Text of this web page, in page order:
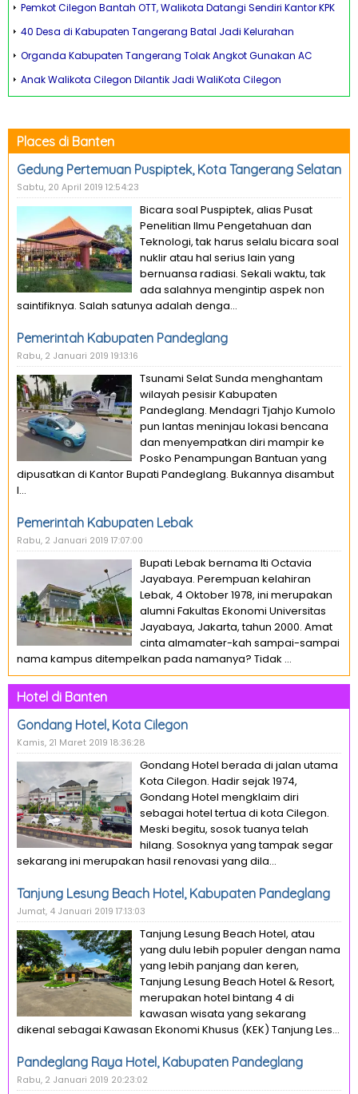
Pemkot Cilegon Bantah OTT, Walikota Datangi Sendiri Kantor KPK
40 Desa di Kabupaten Tangerang Batal Jadi Kelurahan
Organda Kabupaten Tangerang Tolak Angkot Gunakan AC
Anak Walikota Cilegon Dilantik Jadi WaliKota Cilegon
Places di Banten
Gedung Pertemuan Puspiptek, Kota Tangerang Selatan
Sabtu, 20 April 2019 12:54:23
Bicara soal Puspiptek, alias Pusat
Penelitian Ilmu Pengetahuan dan
Teknologi, tak harus selalu bicara soal
nuklir atau hal serius lain yang
bernuansa radiasi. Sekali waktu, tak
ada salahnya mengintip aspek non
saintifiknya. Salah satunya adalah denga...
Pemerintah Kabupaten Pandeglang
Rabu, 2 Januari 2019 19:13:16
Tsunami Selat Sunda menghantam
wilayah pesisir Kabupaten
Pandeglang. Mendagri Tjahjo Kumolo
pun lantas meninjau lokasi bencana
dan menyempatkan diri mampir ke
Posko Penampungan Bantuan yang
dipusatkan di Kantor Bupati Pandeglang. Bukannya disambut
l...
Pemerintah Kabupaten Lebak
Rabu, 2 Januari 2019 17:07:00
Bupati Lebak bernama Iti Octavia
Jayabaya. Perempuan kelahiran
Lebak, 4 Oktober 1978, ini merupakan
alumni Fakultas Ekonomi Universitas
Jayabaya, Jakarta, tahun 2000. Amat
cinta almamater-kah sampai-sampai
nama kampus ditempelkan pada namanya? Tidak ...
Hotel di Banten
Gondang Hotel, Kota Cilegon
Kamis, 21 Maret 2019 18:36:28
Gondang Hotel berada di jalan utama
Kota Cilegon. Hadir sejak 1974,
Gondang Hotel mengklaim diri
sebagai hotel tertua di kota Cilegon.
Meski begitu, sosok tuanya telah
hilang. Sosoknya yang tampak segar
sekarang ini merupakan hasil renovasi yang dila...
Tanjung Lesung Beach Hotel, Kabupaten Pandeglang
Jumat, 4 Januari 2019 17:13:03
Tanjung Lesung Beach Hotel, atau
yang dulu lebih populer dengan nama
yang lebih panjang dan keren,
Tanjung Lesung Beach Hotel & Resort,
merupakan hotel bintang 4 di
kawasan wisata yang sekarang
dikenal sebagai Kawasan Ekonomi Khusus (KEK) Tanjung Les...
Pandeglang Raya Hotel, Kabupaten Pandeglang
Rabu, 2 Januari 2019 20:23:02